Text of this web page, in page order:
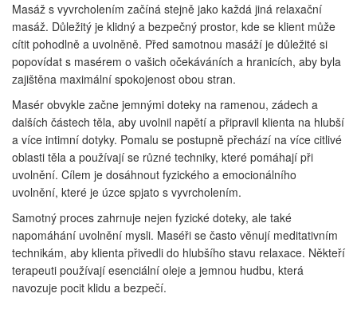
Masáž s vyvrcholením začíná stejně jako každá jiná relaxační
masáž. Důležitý je klidný a bezpečný prostor, kde se klient může
cítit pohodlně a uvolněně. Před samotnou masáží je důležité si
popovídat s masérem o vašich očekáváních a hranicích, aby byla
zajištěna maximální spokojenost obou stran.
Masér obvykle začne jemnými doteky na ramenou, zádech a
dalších částech těla, aby uvolnil napětí a připravil klienta na hlubší
a více intimní dotyky. Pomalu se postupně přechází na více citlivé
oblasti těla a používají se různé techniky, které pomáhají při
uvolnění. Cílem je dosáhnout fyzického a emocionálního
uvolnění, které je úzce spjato s vyvrcholením.
Samotný proces zahrnuje nejen fyzické doteky, ale také
napomáhání uvolnění mysli. Maséři se často věnují meditativním
technikám, aby klienta přivedli do hlubšího stavu relaxace. Někteří
terapeuti používají esenciální oleje a jemnou hudbu, která
navozuje pocit klidu a bezpečí.